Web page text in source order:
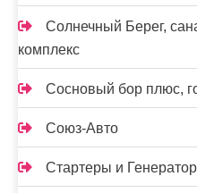
Солнечный Берег,
комплекс
Сосновый бор плюс,
Союз-Авто
Стартеры и